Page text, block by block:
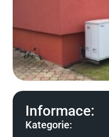
Informace:
Kategorie: